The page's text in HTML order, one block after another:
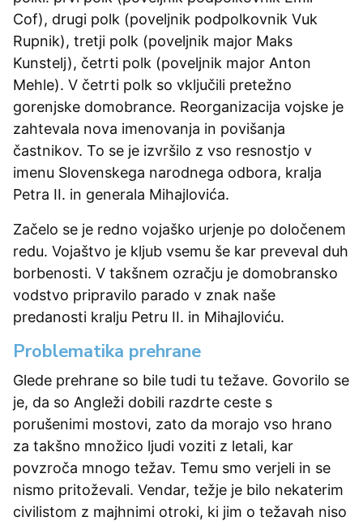
Cof), drugi polk (poveljnik podpolkovnik Vuk
Rupnik), tretji polk (poveljnik major Maks
Kunstelj), četrti polk (poveljnik major Anton
Mehle). V četrti polk so vključili pretežno
gorenjske domobrance. Reorganizacija vojske je
zahtevala nova imenovanja in povišanja
častnikov. To se je izvršilo z vso resnostjo v
imenu Slovenskega narodnega odbora, kralja
Petra II. in generala Mihajlovića.
Začelo se je redno vojaško urjenje po določenem
redu. Vojaštvo je kljub vsemu še kar preveval duh
borbenosti. V takšnem ozračju je domobransko
vodstvo pripravilo parado v znak naše
predanosti kralju Petru II. in Mihajloviću.
Problematika prehrane
Glede prehrane so bile tudi tu težave. Govorilo se
je, da so Angleži dobili razdrte ceste s
porušenimi mostovi, zato da morajo vso hrano
za takšno množico ljudi voziti z letali, kar
povzroča mnogo težav. Temu smo verjeli in se
nismo pritoževali. Vendar, težje je bilo nekaterim
civilistom z majhnimi otroki, ki jim o težavah niso